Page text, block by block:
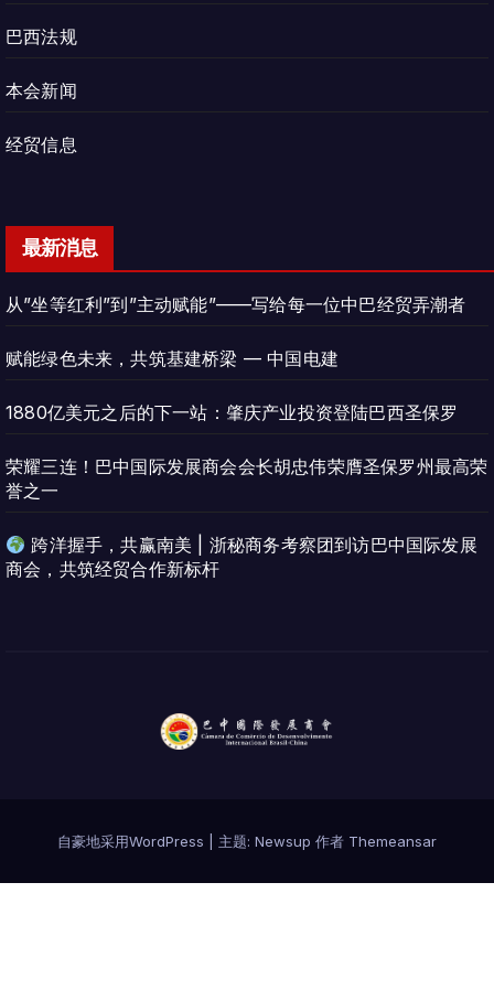
巴西法规
本会新闻
经贸信息
最新消息
从”坐等红利”到”主动赋能”——写给每一位中巴经贸弄潮者
赋能绿色未来，共筑基建桥梁 — 中国电建
1880亿美元之后的下一站：肇庆产业投资登陆巴西圣保罗
荣耀三连！巴中国际发展商会会长胡忠伟荣膺圣保罗州最高荣
誉之一
跨洋握手，共赢南美 | 浙秘商务考察团到访巴中国际发展
商会，共筑经贸合作新标杆
自豪地采用WordPress 主题: Newsup 作者 Themeansar